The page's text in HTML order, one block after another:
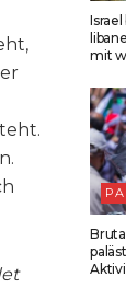
mit